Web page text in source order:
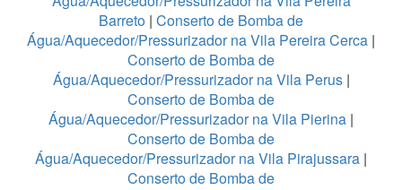
Barreto | Conserto de Bomba de
Água/Aquecedor/Pressurizador na Vila Pereira Cerca |
Conserto de Bomba de
Água/Aquecedor/Pressurizador na Vila Perus|
Conserto de Bomba de
Água/Aquecedor/Pressurizador na Vila Pierina |
Conserto de Bomba de
Água/Aquecedor/Pressurizador na Vila Pirajussara |
Conserto de Bomba de